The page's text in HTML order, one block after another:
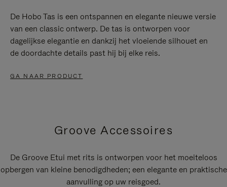
De Hobo Tas is een ontspannen en elegante nieuwe versie
van een classic ontwerp. De tas is ontworpen voor
dagelijkse elegantie en dankzij het vloeiende silhouet en
de doordachte details past hij bij elke reis.
GA NAAR PRODUCT
Groove Accessoires
De Groove Etui met rits is ontworpen voor het moeiteloos
opbergen van kleine benodigdheden; een elegante en praktische
aanvulling op uw reisgoed.